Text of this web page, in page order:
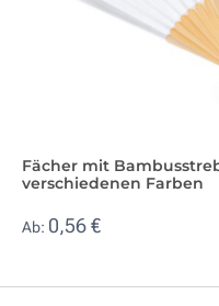
Fächer mit
verschiedenen Farben
Ab: 0,56 €